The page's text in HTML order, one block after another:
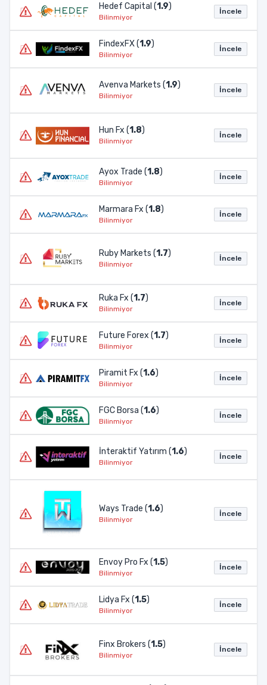
Hedef Capital (1.9)
Bilinmiyor
İncele
FindexFX (1.9)
Bilinmiyor
İncele
Avenva Markets (1.9)
Bilinmiyor
İncele
Hun Fx (1.8)
Bilinmiyor
İncele
Ayox Trade (1.8)
Bilinmiyor
İncele
Marmara Fx (1.8)
Bilinmiyor
İncele
Ruby Markets (1.7)
Bilinmiyor
İncele
Ruka Fx (1.7)
Bilinmiyor
İncele
Future Forex (1.7)
Bilinmiyor
İncele
Piramit Fx (1.6)
Bilinmiyor
İncele
FGC Borsa (1.6)
Bilinmiyor
İncele
İnteraktif Yatırım (1.6)
Bilinmiyor
İncele
Ways Trade (1.6)
Bilinmiyor
İncele
Envoy Pro Fx (1.5)
Bilinmiyor
İncele
Lidya Fx (1.5)
Bilinmiyor
İncele
Finx Brokers (1.5)
Bilinmiyor
İncele